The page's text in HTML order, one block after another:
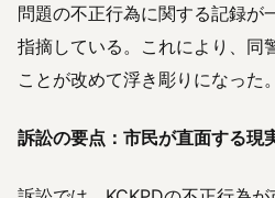
問題の不正行為に関する記録が
指摘している。これにより、同
ことが改めて浮き彫りになった。
訴訟の要点：市民が直面する現